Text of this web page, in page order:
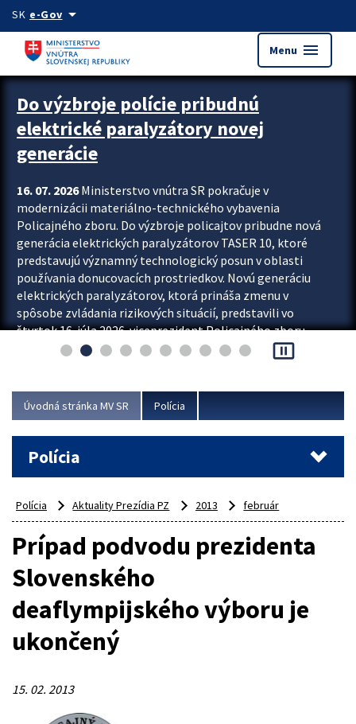
Preskocit na hlavný obsah
SK e-Govarrow_drop_down
Menu menu
Zastavit automatický posun upútavok
Do výzbroje polície pribudnú
elektrické paralyzátory novej
generácie
16. 07. 2026Ministerstvo vnútra SR pokračuje v
modernizácii materiálno-technického vybavenia
Policajného zboru. Do výzbroje policajtov pribudne nová
generácia elektrických paralyzátorov TASER 10, ktoré
predstavujú významný technologický posun v oblasti
používania donucovacích prostriedkov. Novú generáciu
elektrických paralyzátorov, ktorá prináša zmenu v
spôsobe zvládania rizikových situácií, predstavili vo
štvrtok 16. júla 2026 viceprezident Policajného zboru
Rastislav Polakovič a riaditeľ odboru výcviku...
pause_presentation
Úvodná stránka MV SR Polícia
Polícia
Polícia Aktuality Prezídia PZ 2013 február
Prípad podvodu prezidenta
Slovenského
deaflympijského výboru je
ukončený
15. 02. 2013